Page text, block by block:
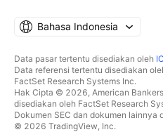
Bahasa Indonesia
Data pasar tertentu disediakan oleh
Data referensi tertentu disediakan
FactSet Research Systems Inc.
Hak Cipta © 2026, American
disediakan oleh FactSet Research
Dokumen SEC dan dokumen lainnya
© 2026 TradingView, Inc.